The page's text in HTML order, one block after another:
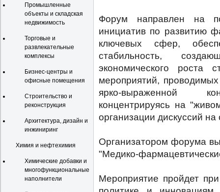
Промышленные
объекты и складская
недвижимость
Торговые и
развлекательные
комплексы
Бизнес-центры и
офисные помещения
Строительство и
реконструкция
Архитектура, дизайн и
инжиниринг
Химия и нефтехимия
Химические добавки и
многофункциональные
наполнители
Форум направлен на
инициатив по развитию
ключевых сфер,
стабильность,
экономического роста
мероприятий,
ярко-выраженной
концентрируясь на
организации дискуссий
Организатором форума
"Медико-
Мероприятие пройдет